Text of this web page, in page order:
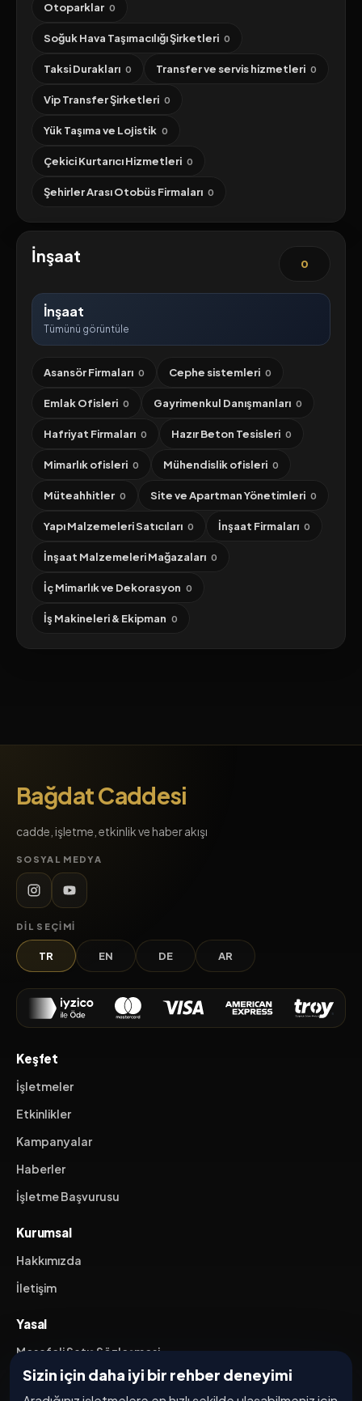
Sizin için daha iyi bir rehber deneyimi
Otoparklar 0
Soğuk Hava Taşımacılığı Şirketleri 0
Taksi Durakları 0 Transfer ve servis hizmetleri 0
Vip Transfer Şirketleri 0
Yük Taşıma ve Lojistik 0
Çekici Kurtarıcı Hizmetleri 0
Şehirler Arası Otobüs Firmaları 0
İnşaat 0
İnşaat
Tümünü görüntüle
Asansör Firmaları 0 Cephe sistemleri 0
Emlak Ofisleri 0 Gayrimenkul Danışmanları 0
Hafriyat Firmaları 0 Hazır Beton Tesisleri 0
Mimarlık ofisleri 0 Mühendislik ofisleri 0
Müteahhitler 0 Site ve Apartman Yönetimleri 0
Yapı Malzemeleri Satıcıları 0 İnşaat Firmaları 0
İnşaat Malzemeleri Mağazaları 0
İç Mimarlık ve Dekorasyon 0
İş Makineleri & Ekipman 0
Bağdat Caddesi
cadde, işletme, etkinlik ve haber akışı
SOSYAL MEDYA
DIL SEÇIMI
TR EN DE AR
Keşfet
İşletmeler
Etkinlikler
Kampanyalar
Haberler
İşletme Başvurusu
Kurumsal
Hakkımızda
İletişim
Yasal
Mesafeli Satış Sözleşmesi
İptal / İade Koşulları